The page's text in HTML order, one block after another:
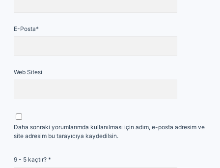
E-Posta*
Web Sitesi
Daha sonraki yorumlarımda kullanılması için adım, e-posta adresim ve
site adresim bu tarayıcıya kaydedilsin.
9 - 5 kaçtır? *